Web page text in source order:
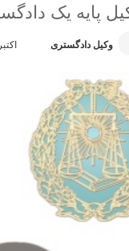
پایه یک
وکیل دادگستری
ل
ا
ی
م
اکتبر 7, 2024